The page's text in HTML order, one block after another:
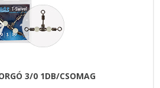
3/0 1DB/CSOMAG